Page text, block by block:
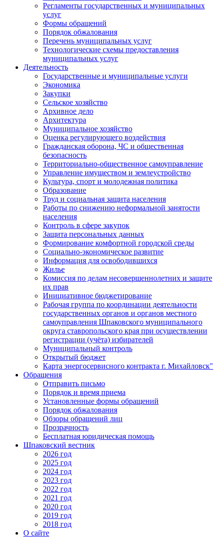
Регламенты государственных и муниципальных
услуг
Формы обращений
Порядок обжалования
Перечень муниципальных услуг
Технологические схемы предоставления
муниципальных услуг
Деятельность
Государственные и муниципальные услуги
Экономика
Закупки
Сельское хозяйство
Архивное дело
Архитектура
Муниципальное хозяйство
Оценка регулирующего воздействия
Гражданская оборона, ЧС и общественная
безопасность
Территориально-общественное самоуправление
Управление имуществом и землеустройство
Культура, спорт и молодежная политика
Образование
Труд и социальная защита населения
Работы по снижению неформальной занятости
населения
Контроль в сфере закупок
Защита персональных данных
Формирование комфортной городской среды
Социально-экономическое развитие
Информация для освободившихся
Жилье
Комиссия по делам несовершеннолетних и защите
их прав
Инициативное бюджетирование
Рабочая группа по координации деятельности
государственных органов и органов местного
самоуправления Шпаковского муниципального
округа ставропольского края при осуществлении
регистрации (учёта) избирателей
Муниципальный контроль
Открытый бюджет
Карта энергосервисного контракта г. Михайловск"
Обращения
Отправить письмо
Порядок и время приема
Установленные формы обращений
Порядок обжалования
Обзоры обращений лиц
Прозрачность
Бесплатная юридическая помощь
Шпаковский вестник
2026 год
2025 год
2024 год
2023 год
2022 год
2021 год
2020 год
2019 год
2018 год
О сайте